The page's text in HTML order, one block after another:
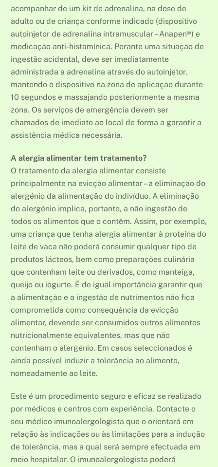
acompanhar de um kit de adrenalina, na dose de
adulto ou de criança conforme indicado (dispositivo
autoinjetor de adrenalina intramuscular – Anapen®) e
medicação anti-histamínica. Perante uma situação de
ingestão acidental, deve ser imediatamente
administrada a adrenalina através do autoinjetor,
mantendo o dispositivo na zona de aplicação durante
10 segundos e massajando posteriormente a mesma
zona. Os serviços de emergência devem ser
chamados de imediato ao local de forma a garantir a
assistência médica necessária.
A alergia alimentar tem tratamento?
O tratamento da alergia alimentar consiste
principalmente na evicção alimentar – a eliminação do
alergénio da alimentação do indivíduo. A eliminação
do alergénio implica, portanto, a não ingestão de
todos os alimentos que o contêm. Assim, por exemplo,
uma criança que tenha alergia alimentar à proteína do
leite de vaca não poderá consumir qualquer tipo de
produtos lácteos, bem como preparações culinária
que contenham leite ou derivados, como manteiga,
queijo ou iogurte. É de igual importância garantir que
a alimentação e a ingestão de nutrimentos não fica
comprometida como consequência da evicção
alimentar, devendo ser consumidos outros alimentos
nutricionalmente equivalentes, mas que não
contenham o alergénio. Em casos seleccionados é
ainda possível induzir a tolerância ao alimento,
nomeadamente ao leite.
Este é um procedimento seguro e eficaz se realizado
por médicos e centros com experiência. Contacte o
seu médico imunoalergologista que o orientará em
relação às indicações ou às limitações para a indução
de tolerância, mas a qual será sempre efectuada em
meio hospitalar. O imunoalergologista poderá